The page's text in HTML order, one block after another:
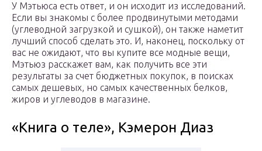
У Мэтьюса есть ответ, и он исходит из исследований.
Если вы знакомы с более продвинутыми методами
(углеводной загрузкой и сушкой), он также наметит
лучший способ сделать это. И, наконец, поскольку от
вас не ожидают, что вы купите все модные вещи,
Мэтьюз расскажет вам, как получить все эти
результаты за счет бюджетных покупок, в поисках
самых дешевых, но самых качественных белков,
жиров и углеводов в магазине.
«Книга о теле», Кэмерон Диаз